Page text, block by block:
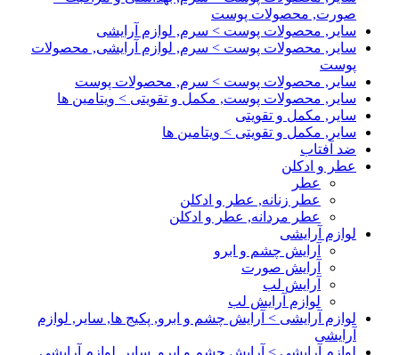
صورت, محصولات پوست
سایر, محصولات پوست > سرم, لوازم آرایشی
سایر, محصولات پوست > سرم, لوازم آرایشی, محصولات
پوست
سایر, محصولات پوست > سرم, محصولات پوست
سایر, محصولات پوست, مکمل و تقویتی > ویتامین ها
سایر, مکمل و تقویتی
سایر, مکمل و تقویتی > ویتامین ها
ضد آفتاب
عطر و ادکلن
عطر
عطر زنانه, عطر و ادکلن
عطر مردانه, عطر و ادکلن
لوازم آرایشی
آرایش چشم و ابرو
آرایش صورت
آرایش لب
لوازم آرایش لب
لوازم آرایشی > آرایش چشم و ابرو, پکیج ها, سایر, لوازم
آرایشی